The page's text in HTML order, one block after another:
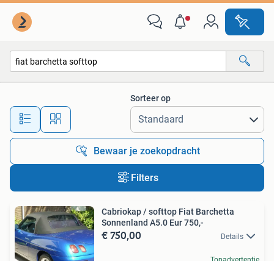
Alle afstanden…
Sorteer op
Bewaar je zoekopdracht
Filters
Cabriokap / softtop Fiat Barchetta
Sonnenland A5.0 Eur 750,-
€ 750,00 Details